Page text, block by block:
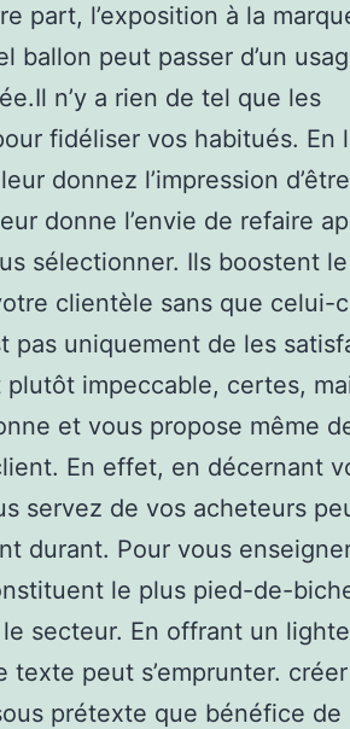
part, l’exposition à la
ballon peut passer d’un
n’y a rien de tel que les
fidéliser vos habitués. En
donnez l’impression d’être
donne l’envie de refaire
sélectionner. Ils boostent le
clientèle sans que celui-
pas uniquement de les
plutôt impeccable, certes,
et vous propose même
En effet, en décernant
servez de vos acheteurs
durant. Pour vous
le plus pied-de-
secteur. En offrant un
texte peut s’emprunter.
prétexte que bénéfice de